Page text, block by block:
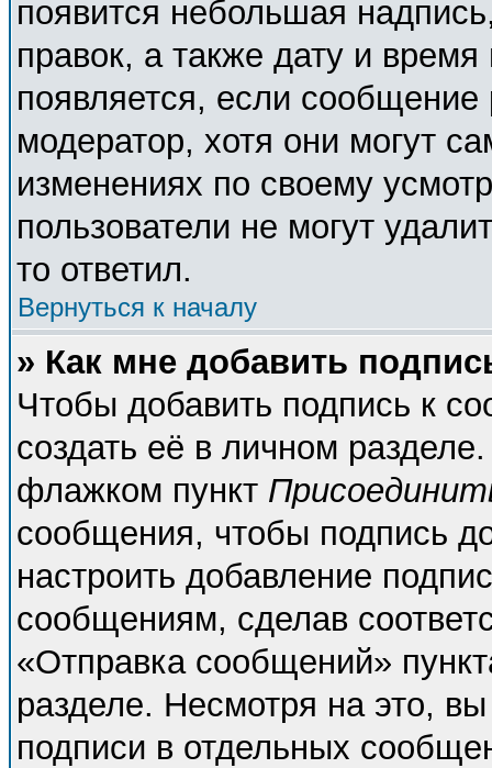
появится небольшая
правок, а также дату и
появляется, если
модератор, хотя они могут
изменениях по своему
пользователи не могут
то ответил.
Вернуться к началу
» Как мне добавить
Чтобы добавить подпись к
создать её в личном
флажком пункт
сообщения, чтобы подпись
настроить добавление
сообщениям, сделав
«Отправка сообщений»
разделе. Несмотря на это,
подписи в отдельных